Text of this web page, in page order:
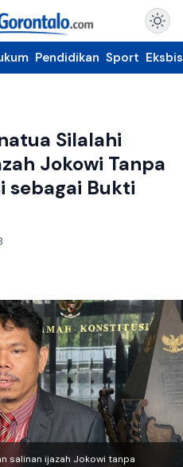
Pendidikan Sport Eksbis
Silalahi
Jokowi Tanpa
sebagai Bukti
salinan ijazah Jokowi tanpa